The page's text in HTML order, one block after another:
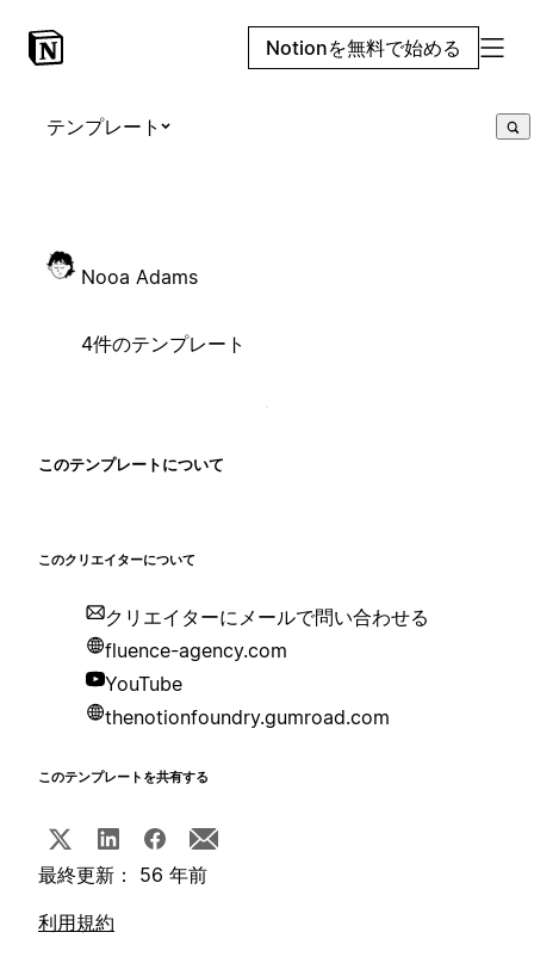
Notionを無料で始める
テンプレート
Nooa Adams
4件のテンプレート
このテンプレートについて
このクリエイターについて
クリエイターにメールで問い合わせる
fluence-agency.com
YouTube
thenotionfoundry.gumroad.com
このテンプレートを共有する
最終更新： 56 年前
利用規約